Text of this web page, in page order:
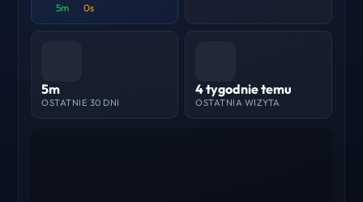
5m 0s
5m
OSTATNIE 30 DNI
4 tygodnie temu
OSTATNIA WIZYTA